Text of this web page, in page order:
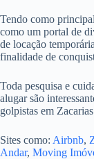
Tendo como
como um portal de
de locação
finalidade de
Toda pesquisa e
alugar são
golpistas em
Sites como: Airbnb,
Andar, Moving